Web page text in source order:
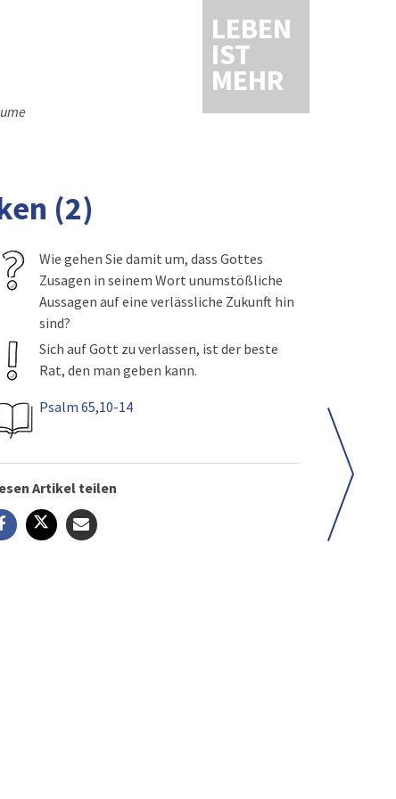
LEBEN
IST
MEHR
(2)
Wie gehen Sie damit um, dass Gottes
Zusagen in seinem Wort unumstößliche
Aussagen auf eine verlässliche Zukunft hin
sind?
Sich auf Gott zu verlassen, ist der beste
Rat, den man geben kann.
Psalm 65,10-14
Artikel teilen